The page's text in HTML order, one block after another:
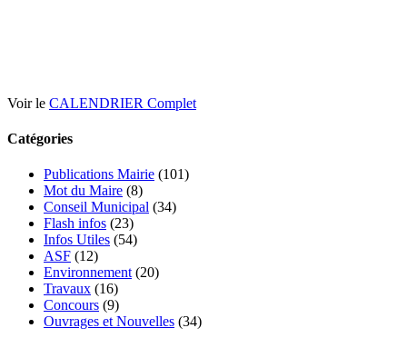
Voir le CALENDRIER Complet
Catégories
Publications Mairie (101)
Mot du Maire (8)
Conseil Municipal (34)
Flash infos (23)
Infos Utiles (54)
ASF (12)
Environnement (20)
Travaux (16)
Concours (9)
Ouvrages et Nouvelles (34)